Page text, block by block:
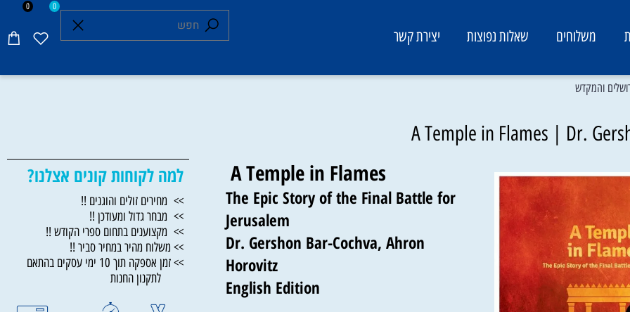
0 0
משלוחים שאלות נפוצות יצירת קשר
והמקדש
A Temple in Flames | Dr.
A Temple in Flames
The Epic Story of the Final Battle for
Jerusalem
Dr. Gershon Bar-Cochva, Ahron
Horovitz
English Edition
למה לקוחות קונים אצלנו?
>> מחירים זולים והוגנים !!
>> מבחר גדול ומעודכן !!
>> מקצוענים בתחום ספרי הקודש !!
>> משלוח מהיר במחיר סביר !!
>> זמן אספקה תוך 10 ימי עסקים בהתאם
לתקנון החנות